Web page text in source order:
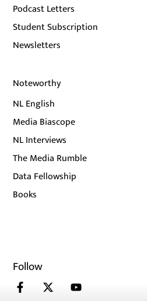
Podcast Letters
Student Subscription
Newsletters
Noteworthy
NL English
Media Biascope
NL Interviews
The Media Rumble
Data Fellowship
Books
Follow